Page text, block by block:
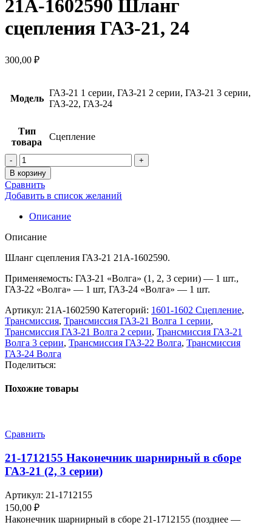
21А-1602590 Шланг
сцепления ГАЗ-21, 24
300,00 ₽
Модель
ГАЗ-21 1 серии, ГАЗ-21 2 серии, ГАЗ-21 3 серии,
ГАЗ-22, ГАЗ-24
Тип
товара
Сцепление
В корзину
Сравнить
Добавить в список желаний
Описание
Описание
Шланг сцепления ГАЗ-21 21А-1602590.
Применяемость: ГАЗ-21 «Волга» (1, 2, 3 серии) — 1 шт.,
ГАЗ-22 «Волга» — 1 шт, ГАЗ-24 «Волга» — 1 шт.
Артикул: 21А-1602590 Категорий: 1601-1602 Сцепление,
Трансмиссия, Трансмиссия ГАЗ-21 Волга 1 серии,
Трансмиссия ГАЗ-21 Волга 2 серии, Трансмиссия ГАЗ-21
Волга 3 серии, Трансмиссия ГАЗ-22 Волга, Трансмиссия
ГАЗ-24 Волга
Поделиться:
Похожие товары
Сравнить
21-1712155 Наконечник шарнирный в сборе
ГАЗ-21 (2, 3 серии)
Артикул: 21-1712155
150,00 ₽
Наконечник шарнирный в сборе 21-1712155 (позднее —